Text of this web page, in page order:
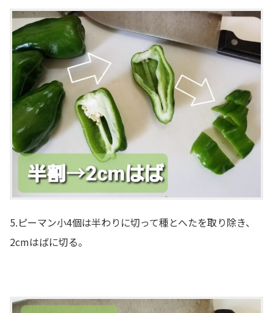
5.ピーマン小4個は半わりに切って種とへたを取り除き、
2cmはばに切る。